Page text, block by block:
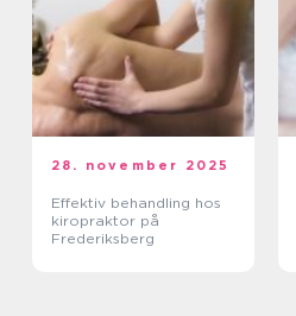
28. november 2025
Effektiv behandling hos
kiropraktor på
Frederiksberg